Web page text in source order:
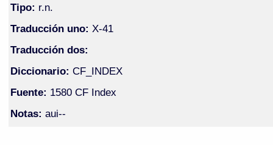
Tipo: r.n.
Traducción uno: X-41
Traducción dos:
Diccionario: CF_INDEX
Fuente: 1580 CF Index
Notas: aui--